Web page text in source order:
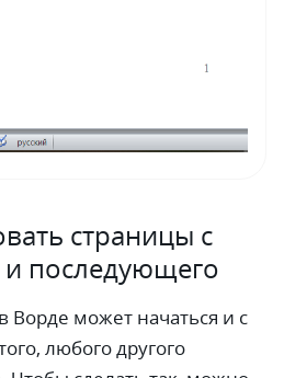
страницы с
и последующего
Ворде может начаться и с
любого другого